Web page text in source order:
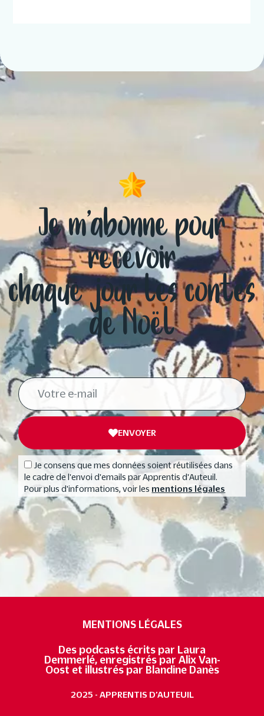
Je m’abonne pour
recevoir
chaque jour les contes
de Noël
Je consens que mes données soient réutilisées dans
le cadre de l'envoi d'emails par Apprentis d'Auteuil.
Pour plus d'informations, voir les mentions légales
ENVOYER
MENTIONS LÉGALES
Des podcasts écrits par Laura
Demmerlé, enregistrés par Alix Van-
Oost et illustrés par Blandine Danès
2025 - APPRENTIS D’AUTEUIL